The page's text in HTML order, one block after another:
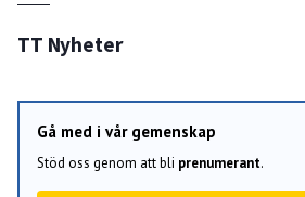
TT Nyheter
Gå med i vår gemenskap
Stöd oss genom att bli prenumerant.